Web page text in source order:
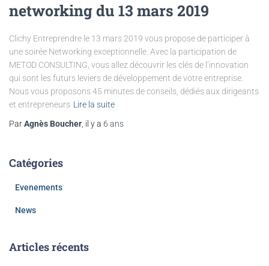
networking du 13 mars 2019
Clichy Entreprendre le 13 mars 2019 vous propose de participer à
une soirée Networking exceptionnelle. Avec la participation de
METOD CONSULTING, vous allez découvrir les clés de l’innovation
qui sont les futurs leviers de développement de votre entreprise.
Nous vous proposons 45 minutes de conseils, dédiés aux dirigeants
et entrepreneurs Lire la suite
ParAgnès Boucher , il y a 6 ans
Catégories
Evenements
News
Articles récents